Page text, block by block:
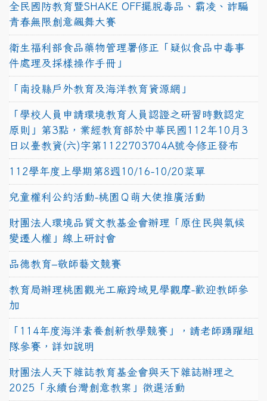
全民國防教育暨SHAKE OFF擺脫毒品、霸凌、詐騙
青春無限創意飆舞大賽
衛生福利部食品藥物管理署修正「疑似食品中毒事
件處理及採樣操作手冊」
「南投縣戶外教育及海洋教育資源網」
「學校人員申請環境教育人員認證之研習時數認定
原則」第3點，業經教育部於中華民國112年10月3
日以臺教資(六)字第1122703704A號令修正發布
112學年度上學期第8週10/16-10/20菜單
兒童權利公約活動-桃園Ｑ萌大使推廣活動
財團法人環境品質文教基金會辦理「原住民與氣候
變遷人權」線上研討會
品德教育–敬師藝文競賽
教育局辦理桃園觀光工廠跨域見學觀摩-歡迎教師參
加
「114年度海洋素養創新教學競賽」，請老師踴躍組
隊參賽，詳如說明
財團法人天下雜誌教育基金會與天下雜誌辦理之
2025「永續台灣創意教案」徵選活動